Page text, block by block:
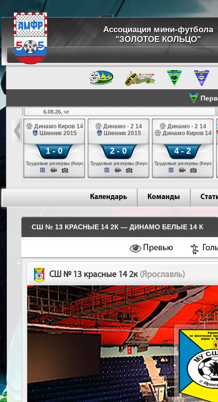
Ассоциация мини-футбола
"ЗОЛОТОЕ КОЛЬЦО"
14
6.08.26, чт
Динамо Киров 14
Шинник 2015
1 - 0
Трудовые резервы (Киров)
Динамо - 2 14
Шинник 2015
2 - 0
Трудовые резервы (Киров)
Динамо - 2 14
Динамо Киров 14
4 - 2
Трудовые резервы (Киров)
Календарь Команды
СШ № 13 КРАСНЫЕ 14 2К — ДИНАМО БЕЛЫЕ 14 К
Превью
СШ № 13 красные 14 2к (Ярославль)